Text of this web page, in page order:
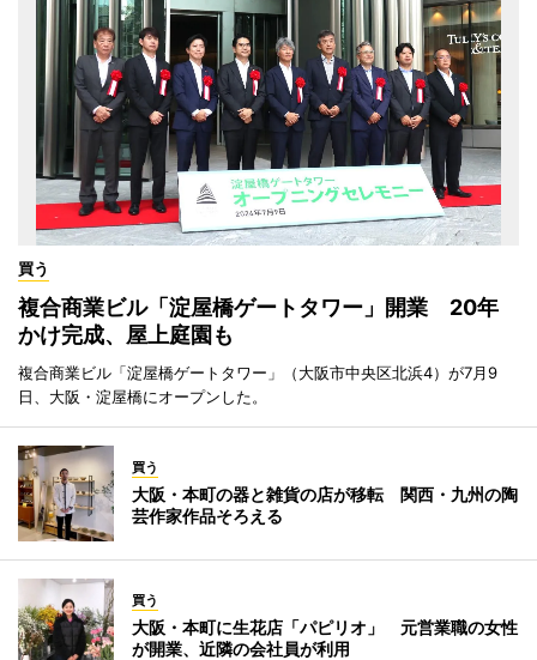
買う
複合商業ビル「淀屋橋ゲートタワー」開業 20年
かけ完成、屋上庭園も
複合商業ビル「淀屋橋ゲートタワー」（大阪市中央区北浜4）が7月9
日、大阪・淀屋橋にオープンした。
買う
大阪・本町の器と雑貨の店が移転 関西・九州の陶
芸作家作品そろえる
買う
大阪・本町に生花店「パピリオ」 元営業職の女性
が開業、近隣の会社員が利用